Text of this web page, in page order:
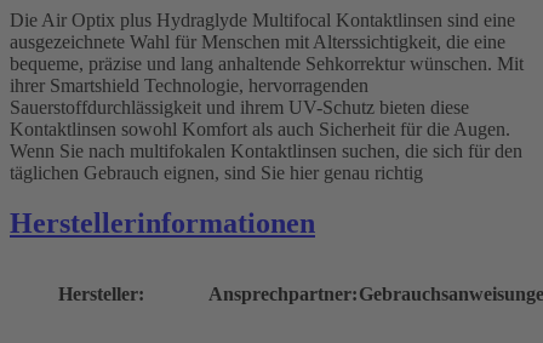
Die Air Optix plus Hydraglyde Multifocal Kontaktlinsen sind eine
ausgezeichnete Wahl für Menschen mit Alterssichtigkeit, die eine
bequeme, präzise und lang anhaltende Sehkorrektur wünschen. Mit
ihrer Smartshield Technologie, hervorragenden
Sauerstoffdurchlässigkeit und ihrem UV-Schutz bieten diese
Kontaktlinsen sowohl Komfort als auch Sicherheit für die Augen.
Wenn Sie nach multifokalen Kontaktlinsen suchen, die sich für den
täglichen Gebrauch eignen, sind Sie hier genau richtig
Herstellerinformationen
Hersteller: Ansprechpartner: